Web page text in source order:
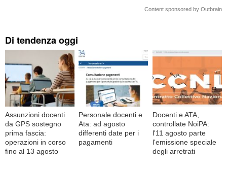
Content sponsored by Outbrain
Di tendenza oggi
Assunzioni docenti
da GPS sostegno
prima fascia:
operazioni in corso
fino al 13 agosto
Personale docenti e
Ata: ad agosto
differenti date per i
pagamenti
Docenti e ATA,
controllate NoiPA:
l'11 agosto parte
l'emissione speciale
degli arretrati